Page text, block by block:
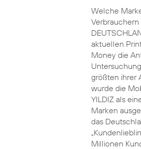
Welche
aktuellen
Money die
größten ihrer
wurde die
YILDIZ als
Marken
das
Millionen